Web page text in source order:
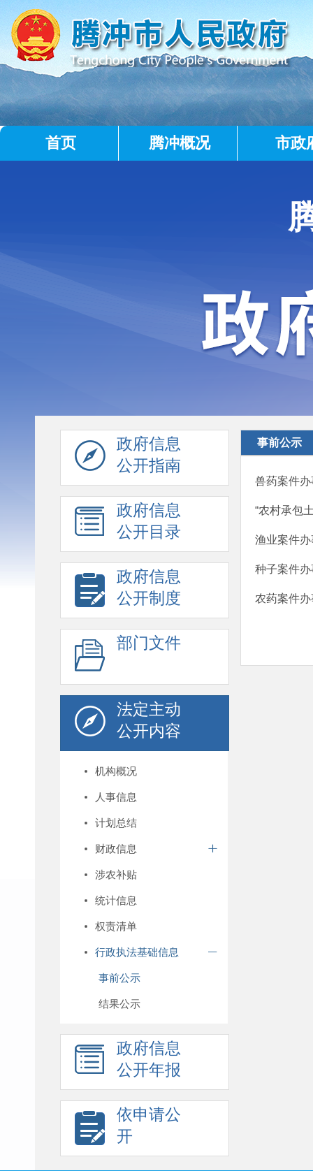
首页 腾冲概况 市政
政府信息
公开指南
政府信息
公开目录
政府信息
公开制度
部门文件
法定主动
公开内容
机构概况
人事信息
计划总结
财政信息
涉农补贴
统计信息
权责清单
行政执法基础信息
事前公示
结果公示
政府信息
公开年报
依申请公
开
事前公示
兽药案件
“农村承包
渔业案件
种子案件
农药案件